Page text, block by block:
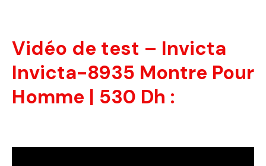
Vidéo de test – Invicta
Invicta-8935 Montre Pour
Homme | 530 Dh :